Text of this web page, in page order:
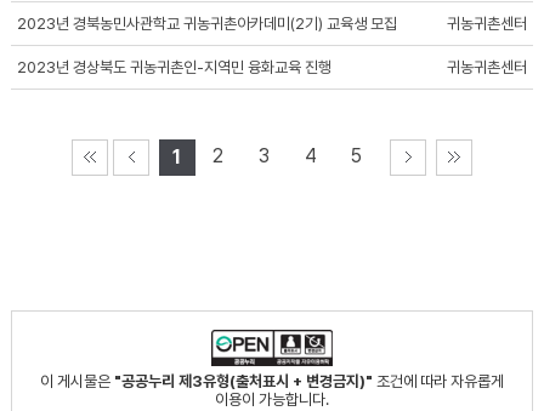
2023년 경북농민사관학교 귀농귀촌아카데미(2기) 교육생 모집 귀농귀촌센터
2023년 경상북도 귀농귀촌인-지역민 융화교육 진행 귀농귀촌센터
1 2 3 4 5
이 게시물은 "공공누리 제3유형(출처표시 + 변경금지)" 조건에 따라 자유롭게
이용이 가능합니다.